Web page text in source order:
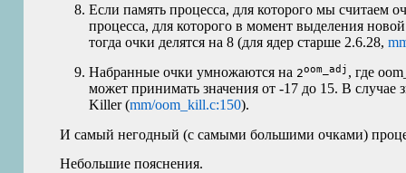
Если память процесса, для которого мы считаем
процесса, для которого в момент выделения
тогда очки делятся на 8 (для ядер старше 2.6.28,
Набранные очки умножаются на 2oom_adj , где
может принимать значения от -17 до 15. В случае
Killer (mm/oom_kill.c:150).
И самый негодный (с самыми большими очками)
Небольшие пояснения.